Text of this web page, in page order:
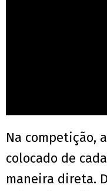
Na competição,
colocado de
maneira direta.